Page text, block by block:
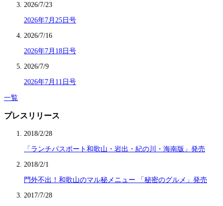
2026/7/23
2026年7月25日号
2026/7/16
2026年7月18日号
2026/7/9
2026年7月11日号
一覧
プレスリリース
2018/2/28
「ランチパスポート和歌山・岩出・紀の川・海南版」発売
2018/2/1
門外不出！和歌山のマル秘メニュー 「秘密のグルメ」発売
2017/7/28